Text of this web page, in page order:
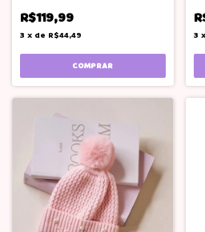
R$119,99
3 x de R$44,49
COMPRAR
3 x